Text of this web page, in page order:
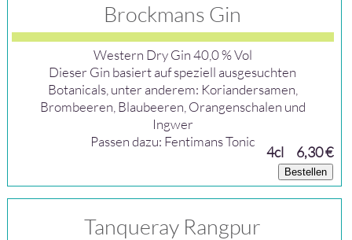
Brockmans Gin
Western Dry Gin 40,0 % Vol
Dieser Gin basiert auf speziell ausgesuchten
Botanicals, unter anderem: Koriandersamen,
Brombeeren, Blaubeeren, Orangenschalen und
Ingwer
Passen dazu: Fentimans Tonic
4cl 6,30 €
Bestellen
Tanqueray Rangpur